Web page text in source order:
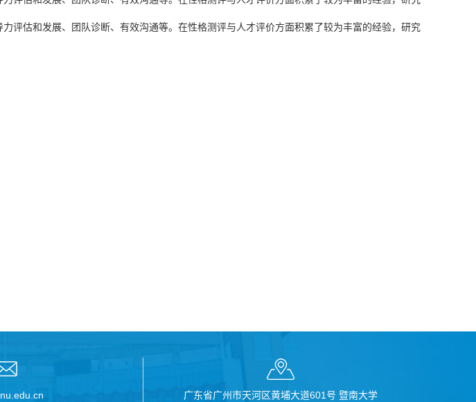
估和发展、团队诊断、有效沟通等。在性格测评与人才评价方面积累了较为丰富的经验，研究
广东省广州市天河区黄埔大道601号 暨南大学